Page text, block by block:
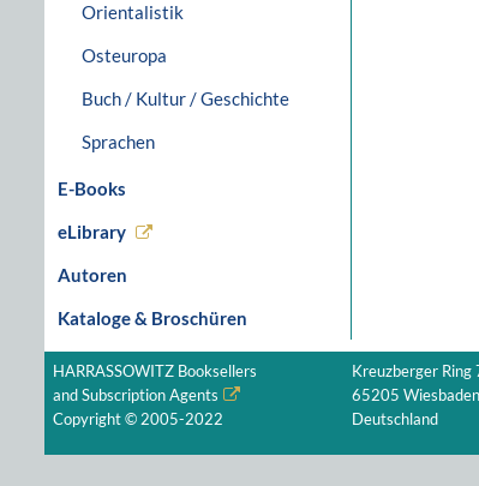
Orientalistik
Osteuropa
Buch / Kultur / Geschichte
Sprachen
E-Books
eLibrary
Autoren
Kataloge & Broschüren
HARRASSOWITZ Booksellers
and Subscription Agents
Copyright © 2005-2022
Kreuzberger Ring
65205 Wiesbaden
Deutschland